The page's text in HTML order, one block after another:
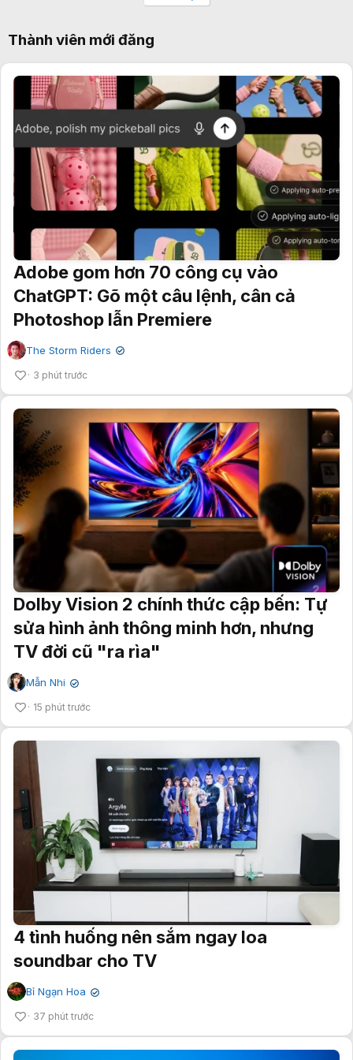
Thành viên mới đăng
Adobe gom hơn 70 công cụ vào
ChatGPT: Gõ một câu lệnh, cân cả
Photoshop lẫn Premiere
The Storm Riders ✔
3 phút trước
Dolby Vision 2 chính thức cập bến: Tự
sửa hình ảnh thông minh hơn, nhưng
TV đời cũ "ra rìa"
Mẫn Nhi ✔
15 phút trước
4 tình huống nên sắm ngay loa
soundbar cho TV
Bỉ Ngạn Hoa ✔
37 phút trước